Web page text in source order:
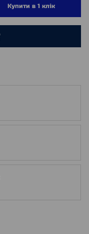
Купити в 1 клік